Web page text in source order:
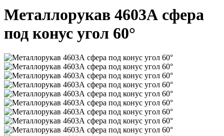
Металлорукав 4603А сфера
под конус угол 60°